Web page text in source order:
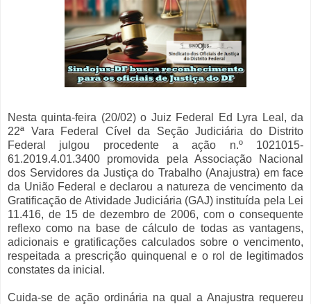
Nesta quinta-feira (20/02) o Juiz Federal Ed Lyra Leal, da
22ª Vara Federal Cível da Seção Judiciária do Distrito
Federal julgou procedente a ação n.º 1021015-
61.2019.4.01.3400 promovida pela Associação Nacional
dos Servidores da Justiça do Trabalho (Anajustra) em face
da União Federal e declarou a natureza de vencimento da
Gratificação de Atividade Judiciária (GAJ) instituída pela Lei
11.416, de 15 de dezembro de 2006, com o consequente
reflexo como na base de cálculo de todas as vantagens,
adicionais e gratificações calculados sobre o vencimento,
respeitada a prescrição quinquenal e o rol de legitimados
constates da inicial.
Cuida-se de ação ordinária na qual a Anajustra requereu